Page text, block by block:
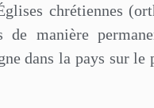
chrétiennes
de manière
dans la pays sur